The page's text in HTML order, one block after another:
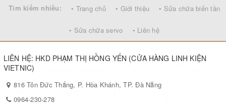
Tìm kiếm nhiều: • Trang chủ • Giới thiệu • Sửa chữa biến tần
• Sửa chữa servo • Liên hệ
LIÊN HỆ: HKD PHẠM THỊ HỒNG YẾN (CỬA HÀNG LINH KIỆN
VIETNIC)
816 Tôn Đức Thắng, P. Hòa Khánh, TP. Đà Nẵng
0964-230-278